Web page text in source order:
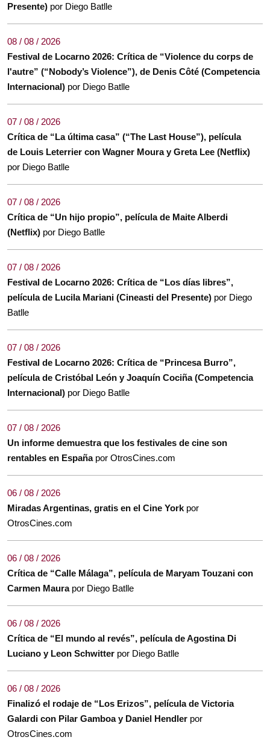
Presente) por Diego Batlle
08 / 08 / 2026
Festival de Locarno 2026: Crítica de “Violence du corps de
l'autre” (“Nobody’s Violence”), de Denis Côté (Competencia
Internacional) por Diego Batlle
07 / 08 / 2026
Crítica de “La última casa” (“The Last House”), película
de Louis Leterrier con Wagner Moura y Greta Lee (Netflix)
por Diego Batlle
07 / 08 / 2026
Crítica de “Un hijo propio”, película de Maite Alberdi
(Netflix) por Diego Batlle
07 / 08 / 2026
Festival de Locarno 2026: Crítica de “Los días libres”,
película de Lucila Mariani (Cineasti del Presente) por Diego
Batlle
07 / 08 / 2026
Festival de Locarno 2026: Crítica de “Princesa Burro”,
película de Cristóbal León y Joaquín Cociña (Competencia
Internacional) por Diego Batlle
07 / 08 / 2026
Un informe demuestra que los festivales de cine son
rentables en España por OtrosCines.com
06 / 08 / 2026
Miradas Argentinas, gratis en el Cine York por
OtrosCines.com
06 / 08 / 2026
Crítica de “Calle Málaga”, película de Maryam Touzani con
Carmen Maura por Diego Batlle
06 / 08 / 2026
Crítica de “El mundo al revés”, película de Agostina Di
Luciano y Leon Schwitter por Diego Batlle
06 / 08 / 2026
Finalizó el rodaje de “Los Erizos”, película de Victoria
Galardi con Pilar Gamboa y Daniel Hendler por
OtrosCines.com